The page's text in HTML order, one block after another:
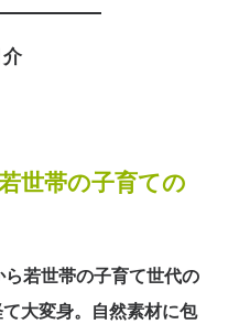
世帯の子育ての
若世帯の子育て世代の
大変身。 自然素材に包